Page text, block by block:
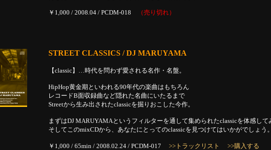
￥1,000 / 2008.04 / PCDM-018 （売り切れ）
STREET CLASSICS / DJ MARUYAMA
【classic】…時代を問わず愛される名作・名盤。
HipHop黄金期といわれる90年代の楽曲はもちろん
レコードB面収録曲など隠れた名曲にいたるまで
Streetから生み出されたclassicを掘りおこした今作。
まずはDJ MARUYAMAというフィルターを通して集められたclassicを体感して
そしてこのmixCDから、あなたにとってのclassicを見つけてはいかがでしょう。
￥1,000 / 65min / 2008.02.24 / PCDM-017 >>トラックリスト >>購入する